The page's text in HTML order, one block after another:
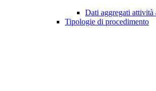
Dati aggregati attività
Tipologie di procedimento